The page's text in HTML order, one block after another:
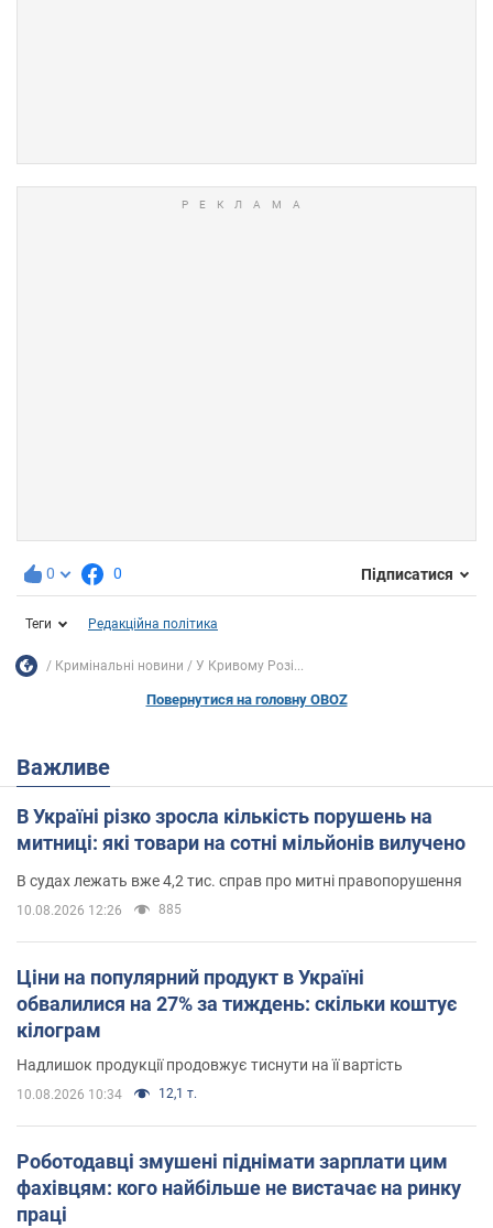
0 0 Підписатися
Теги Редакційна політика
Кримінальні новини У Кривому Розі...
Повернутися на головну OBOZ
Важливе
В Україні різко зросла кількість порушень на
митниці: які товари на сотні мільйонів вилучено
В судах лежать вже 4,2 тис. справ про митні правопорушення
10.08.2026 12:26 885
Ціни на популярний продукт в Україні
обвалилися на 27% за тиждень: скільки коштує
кілограм
Надлишок продукції продовжує тиснути на її вартість
10.08.2026 10:34 12,1 т.
Роботодавці змушені піднімати зарплати цим
фахівцям: кого найбільше не вистачає на ринку
праці